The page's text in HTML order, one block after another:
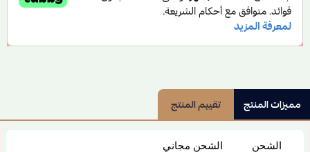
مميزات المنتج تقييم المنتج
الشحن الشحن مجاني